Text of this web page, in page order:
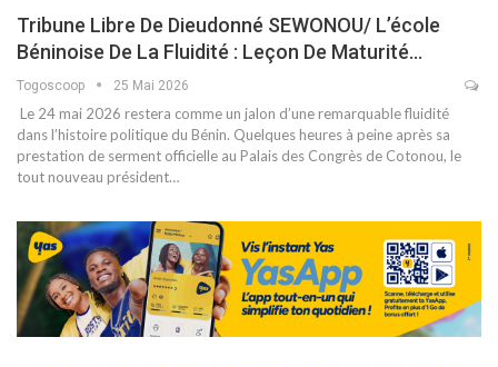
Tribune Libre De Dieudonné SEWONOU/ L’école
Béninoise De La Fluidité : Leçon De Maturité…
Togoscoop 25 Mai 2026
​ Le 24 mai 2026 restera comme un jalon d’une remarquable fluidité
dans l’histoire politique du Bénin. Quelques heures à peine après sa
prestation de serment officielle au Palais des Congrès de Cotonou, le
tout nouveau président…